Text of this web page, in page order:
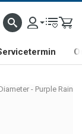
& SHOWROOM IN
- Purple Rain